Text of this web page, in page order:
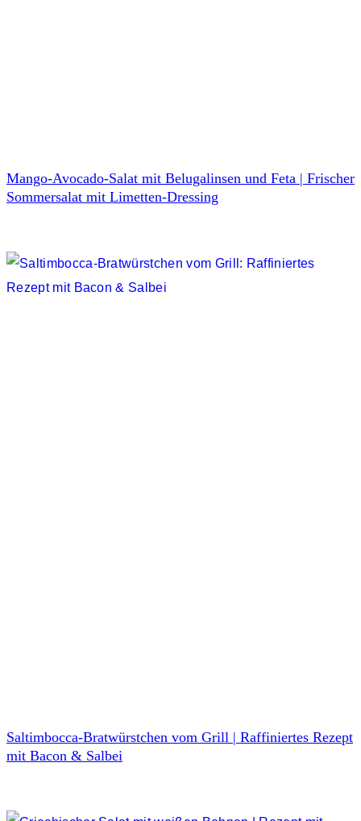
Mango-Avocado-Salat mit Belugalinsen und Feta | Frischer
Sommersalat mit Limetten-Dressing
Saltimbocca-Bratwürstchen vom Grill | Raffiniertes Rezept
mit Bacon & Salbei